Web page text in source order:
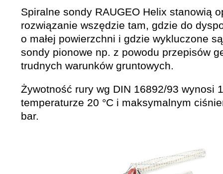
Spiralne sondy RAUGEO Helix stanowią
rozwiązanie wszędzie tam, gdzie do
o małej powierzchni i gdzie wykluczone
sondy pionowe np. z powodu przepisów
trudnych warunków gruntowych.
Żywotność rury wg DIN 16892/93 wynosi
temperaturze 20 °C i maksymalnym
bar.